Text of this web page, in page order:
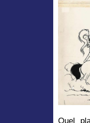
Quel